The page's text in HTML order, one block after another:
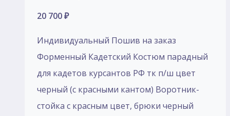
20 700₽
Индивидуальный Пошив на заказ
Форменный Кадетский Костюм парадный
для кадетов курсантов РФ тк п/ш цвет
черный (с красными кантом) Воротник-
стойка с красным цвет, брюки черный